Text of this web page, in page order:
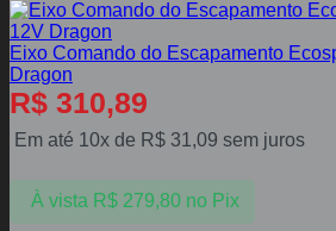
Eixo Comando do Escapamento
Dragon
R$ 310,89
Em até 10x de R$ 31,09 sem juros
À vista R$279,80 no Pix